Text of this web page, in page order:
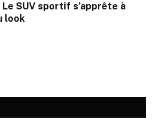
SUV sportif s’apprête à
look